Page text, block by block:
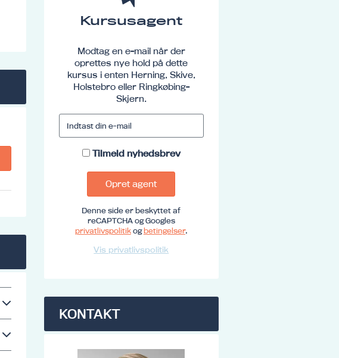
Kursusagent
Modtag en e-mail når der
oprettes nye hold på dette
kursus i enten Herning, Skive,
Holstebro eller Ringkøbing-
Skjern.
Tilmeld nyhedsbrev
Opret agent
Denne side er beskyttet af
reCAPTCHA og Googles
privatlivspolitikogbetingelser.
Vis privatlivspolitik
KONTAKT